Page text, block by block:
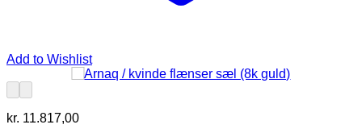
Add to Wishlist
kr. 11.817,00